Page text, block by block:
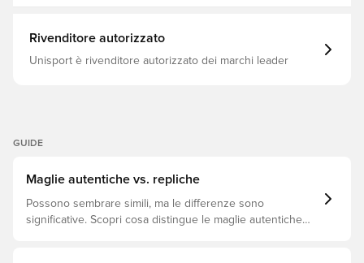
100% poliestere (! 100% riciclato) Materiale di interblocco
Tecnologia Climacool
Rivenditore autorizzato
Unisport è rivenditore autorizzato dei marchi leader
GUIDE
Maglie autentiche vs. repliche
Possono sembrare simili, ma le differenze sono
significative. Scopri cosa distingue le maglie autentiche